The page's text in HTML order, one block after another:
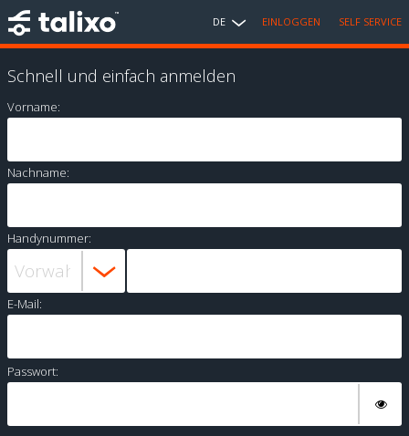
DE EINLOGGEN SELF SERVICE
Schnell und einfach anmelden
Vorname:
Nachname:
Handynummer:
E-Mail:
Passwort: